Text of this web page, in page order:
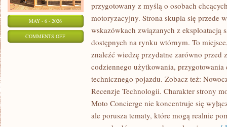
MAY - 6 - 2026
COMMENTS OFFON
OPROGRAMOWANIE
przygotowany z myślą o osobach
motoryzacyjny. Strona skupia się przede
wskazówkach związanych z eksploatacją
dostępnych na rynku wtórnym. To
znaleźć wiedzę przydatne zarówno przed
codziennego użytkowania,
technicznego pojazdu. Zobacz też:
Recenzje Technologii. Charakter strony
Moto Concierge nie koncentruje się
ale porusza tematy, które mogą realnie